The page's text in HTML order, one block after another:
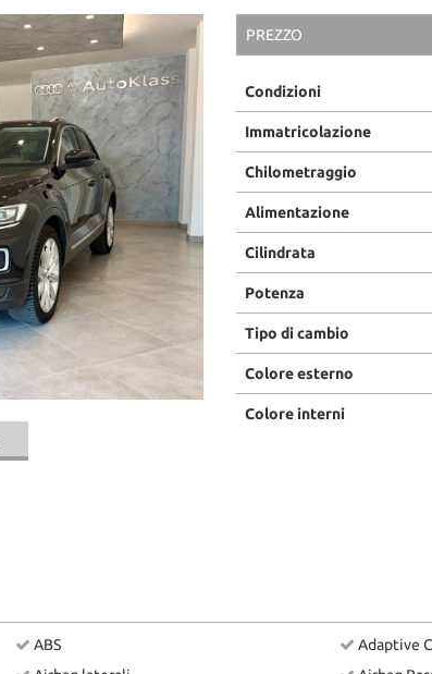
PREZZO
Condizioni
Immatricolazione
Chilometraggio
Alimentazione
Cilindrata
Potenza
Tipo di cambio
Colore esterno
Colore interni
ABS
Adaptive